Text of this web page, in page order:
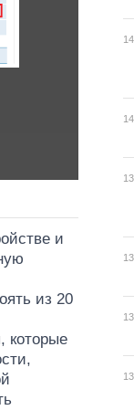
и
из 20
которые